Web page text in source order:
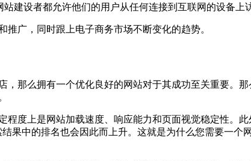
建设者都允许他们的用户从任何连接到互联网的设备上
广，同时跟上电子商务市场不断变化的趋势。
么拥有一个优化良好的网站对于其成功至关重要。那
上是网站加载速度、响应能力和页面视觉稳定性。
果中的排名也会因此而上升。这就是为什么您需要一